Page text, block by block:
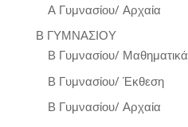
Α Γυμνασίου/ Αρχαία
Β ΓΥΜΝΑΣΙΟΥ
Β Γυμνασίου/ Μαθηματικά
Β Γυμνασίου/ Έκθεση
Β Γυμνασίου/ Αρχαία